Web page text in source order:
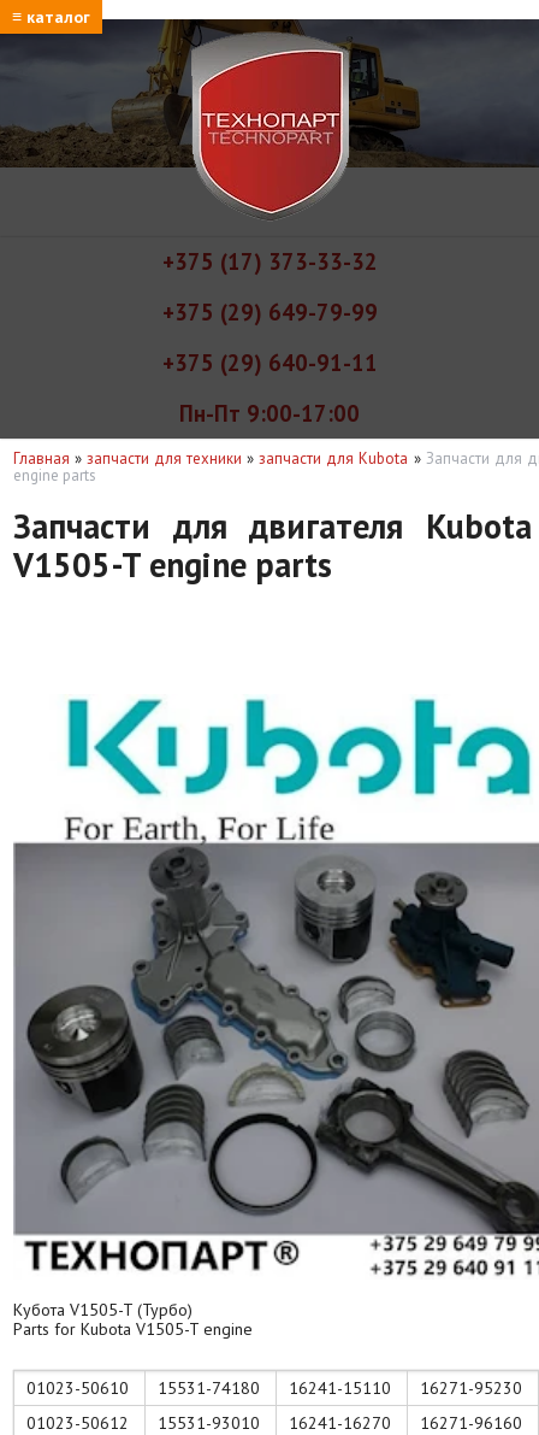
≡ каталог
+375 (17) 373-33-32
+375 (29) 649-79-99
+375 (29) 640-91-11
Пн-Пт 9:00-17:00
Главная » запчасти для техники » запчасти для Kubota » Запчасти для
engine parts
Запчасти для двигателя
V1505-T engine parts
Кубота V1505-T (Турбо)
Parts for Kubota V1505-T engine
01023-50610 15531-74180 16241-15110
16271-95230
01023-50612
15531-93010 16241-16270
16271-96160